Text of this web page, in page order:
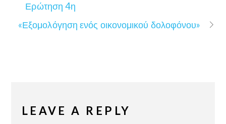
Ερώτηση 4η
«Εξομολόγηση ενός οικονομικού δολοφόνου»
LEAVE A REPLY